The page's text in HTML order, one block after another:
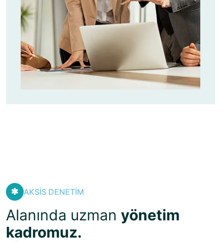
AKSİS DENETİM
Alanında uzman yönetim
kadromuz.